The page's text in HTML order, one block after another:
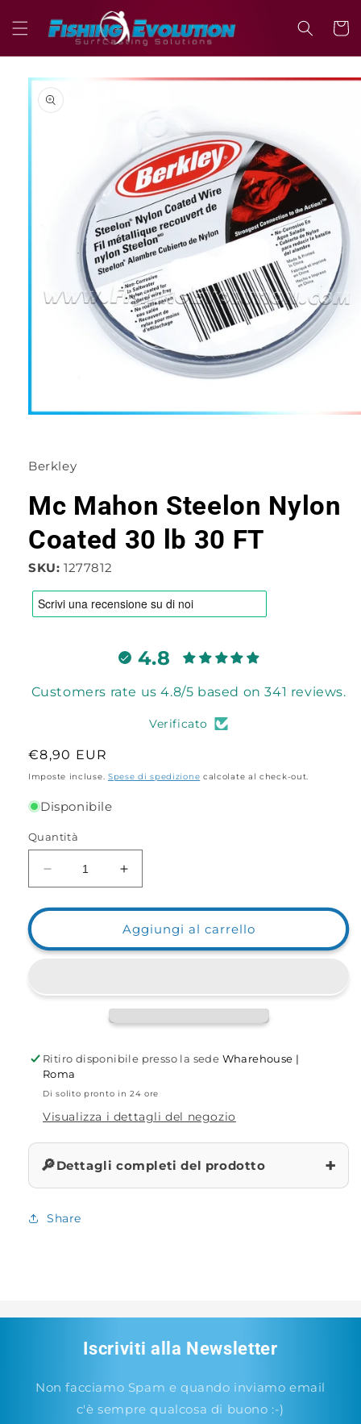
direttamente
ai contenuti
Passa alle
informazioni
sul prodotto
in
Berkley
Mc Mahon Steelon Nylon
Coated 30 lb 30 FT
SKU: 1277812
4.8
Customers rate us 4.8/5 based on 341 reviews.
Verificato
Prezzo
di
€8,90 EUR
Imposte incluse. Spese di spedizione calcolate al check-out.
Disponibile
Quantità
Diminuisci
quantità
per
Mahon
Coated
FT
Aumenta
quantità
per
Mc
Mahon
Coated
30
lb
FT
Aggiungi al carrello
Ritiro disponibile presso la sede Wharehouse |
Roma
Di solito pronto in 24 ore
Visualizza i dettagli del negozio
🔎Dettagli completi del prodotto +
Share
Iscriviti alla Newsletter
Non facciamo Spam e quando inviamo email
c'è sempre qualcosa di buono :-)